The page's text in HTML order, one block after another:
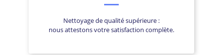
Nettoyage de qualité supérieure :
nous attestons votre satisfaction complète.